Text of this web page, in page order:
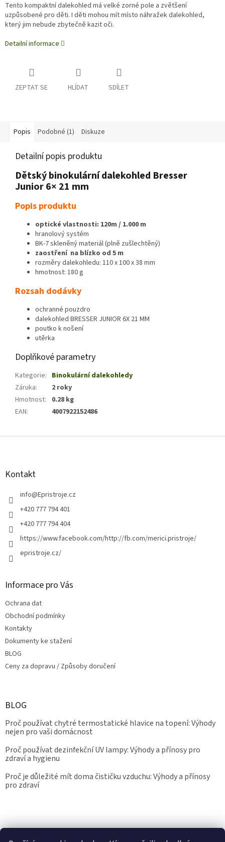
Tento kompaktní dalekohled má velké zorné pole a zvětšení
uzpůsobené pro děti. I děti mohou mít místo náhražek dalekohled,
který jim nebude zbytečně kazit oči.
Detailní informace
ZEPTAT SE HLÍDAT SDÍLET
Popis Podobné (1) Diskuze
Detailní popis produktu
Dětský binokulární dalekohled Bresser
Junior 6× 21 mm
Popis produktu
optické vlastnosti: 120m / 1.000 m
hranolový systém
BK-7 skleněný materiál (plně zušlechtěný)
zaostření na blízko od 5 m
rozměry dalekohledu: 110 x 100 x 38 mm
hmotnost: 180 g
Rozsah dodávky
ochranné pouzdro
dalekohled BRESSER JUNIOR 6X 21 MM
poutko k nošení
utěrka
Doplňkové parametry
Kategorie: Binokulární dalekohledy
Záruka:
2 roky
Hmotnost:
0.28 kg
EAN: 4007922152486
Z
Kontakt
info@Epristroje.cz
+420 777 794 401
+420 777 794 404
https://www.facebook.com/http://fb.com/merici.pristroje/
epristroje.cz/
Informace pro Vás
Ochrana dat
Obchodní podmínky
Kontakty
Dokumenty ke stažení
BLOG
Ceny za dopravu / Způsoby doručení
BLOG
Proč používat chytré termostatické hlavice na topení: Výhody
nejen pro vaši domácnost
Proč používat dezinfekční UV lampy: Výhody a přínosy pro
zdraví a hygienu
Proč je důležité mít doma čističku vzduchu: Výhody a přínosy
pro zdraví